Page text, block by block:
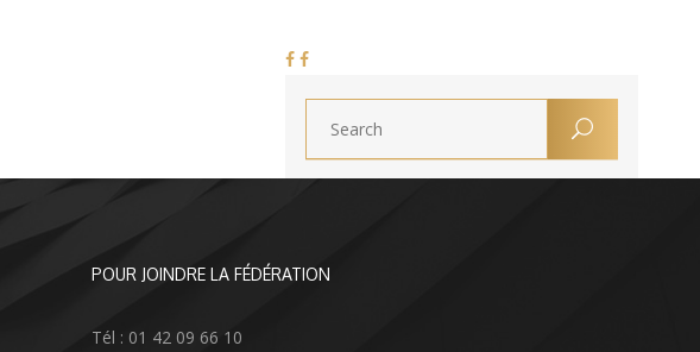
POUR JOINDRE LA FÉDÉRATION
Tél : 01 42 09 66 10